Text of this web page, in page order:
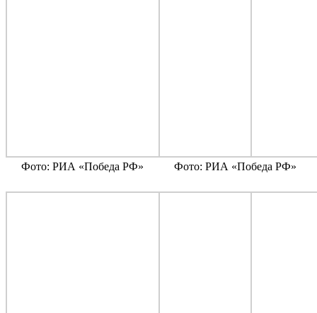
Фото: РИА «Победа РФ» Фото: РИА «Победа РФ»